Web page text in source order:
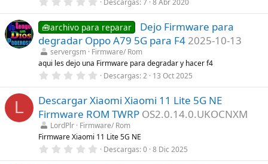
a
(
s
)
0
0
e
s
t
r
e
l
(
s
)
🧰archivo para reparar
Dejo Firmware para
degradar Oppo A79 5G para F4 2025-10-13
servergsm Firmware/ Rom
aqui les dejo una Firmware para degradar y hacer f4
0
0
0
e
s
t
r
e
l
Descargas 2 13 Oct 2025
L
Descargar Xiaomi Xiaomi 11 Lite 5G NE
Firmware ROM TWRP OS2.0.14.0.UKOCNXM
LordPlr Firmware/ Rom
Firmware Xiaomi 11 Lite 5G NE
0 Descargas 0 8 Dic 2025